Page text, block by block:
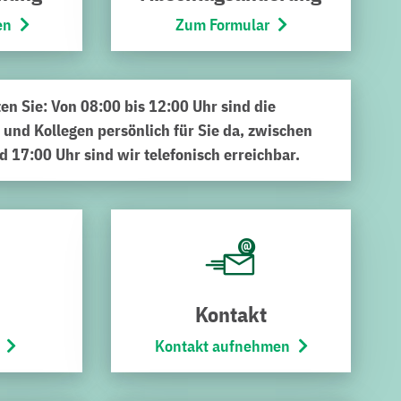
GmbH und die EnBW Windkraftprojekte GmbH, mit
ihrem Messepavillon konnten sich Interessenten über
sich Michael Soukup, Teamleiter Projektentwicklung
Hofmann sowie Werkstudent Tim-Niklas Hangel auf die
Geschäftsführer Sebastian Haag und
die Besucher über allerlei Kaffee- und Teespezialitäten
servierte.
Zum Formular
Sie: Von 08:00 bis 12:00 Uhr sind die
Kollegen persönlich für Sie da, zwischen
17:00 Uhr sind wir telefonisch erreichbar.
Kontakt
Kontakt aufnehmen